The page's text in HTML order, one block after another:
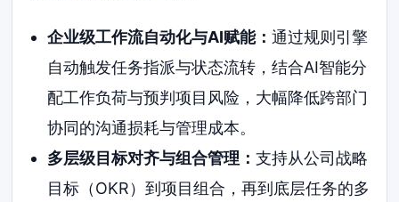
企业级工作流自动化与AI赋能： 通过规则引擎
自动触发任务指派与状态流转，结合AI智能分
配工作负荷与预判项目风险，大幅降低跨部门
协同的沟通损耗与管理成本。
多层级目标对齐与组合管理： 支持从公司战略
目标（OKR）到项目组合，再到底层任务的多